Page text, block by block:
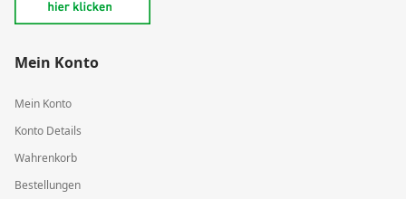
Mein Konto
Mein Konto
Konto Details
Wahrenkorb
Bestellungen